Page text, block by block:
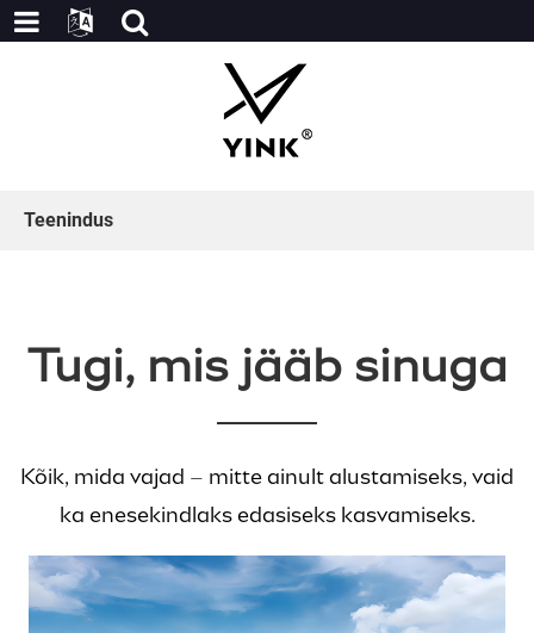
Teenindus
Tugi, mis jääb sinuga
Kõik, mida vajad – mitte ainult alustamiseks, vaid
ka enesekindlaks edasiseks kasvamiseks.